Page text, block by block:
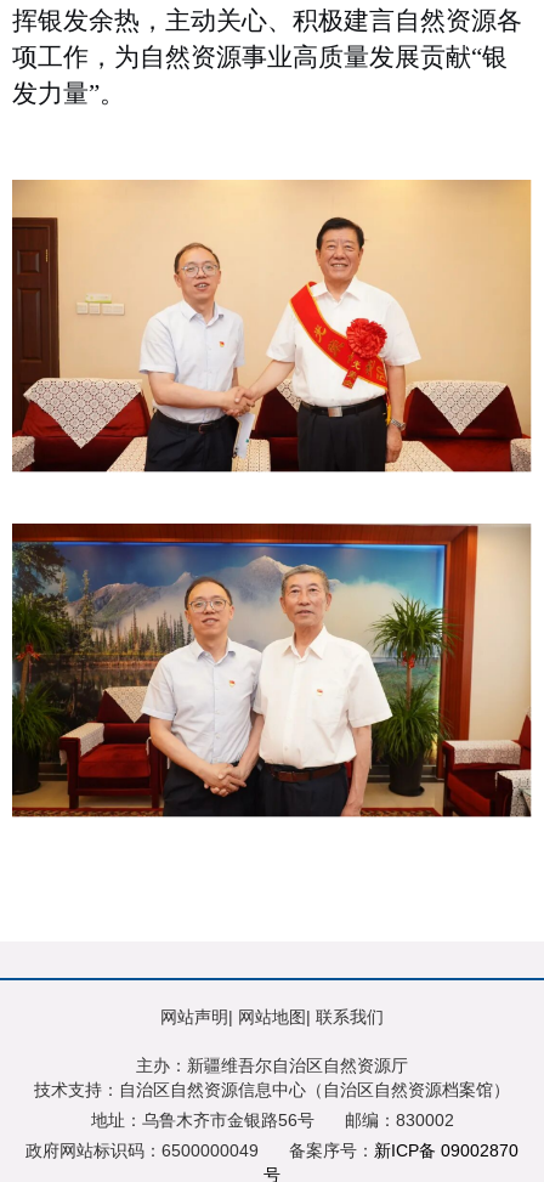
挥银发余热，主动关心、积极建言自然资源各
项工作，为自然资源事业高质量发展贡献“银
发力量”。
网站声明| 网站地图| 联系我们
主办：新疆维吾尔自治区自然资源厅
技术支持：自治区自然资源信息中心（自治区自然资源档案馆）
地址：乌鲁木齐市金银路56号
邮编：830002
政府网站标识码：6500000049
备案序号： 新ICP备 09002870
号